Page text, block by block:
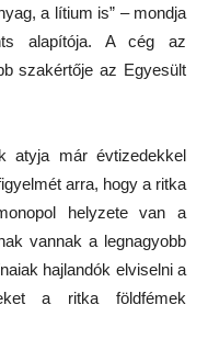
a lítium is” – mondja
alapítója. A cég az
szakértője az Egyesült
atyja már évtizedekkel
arra, hogy a ritka
helyzete van a
vannak a legnagyobb
hajlandók elviselni a
a ritka földfémek